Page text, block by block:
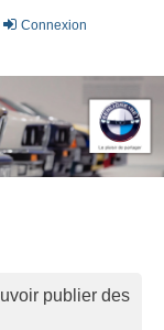
Connexion
publier des